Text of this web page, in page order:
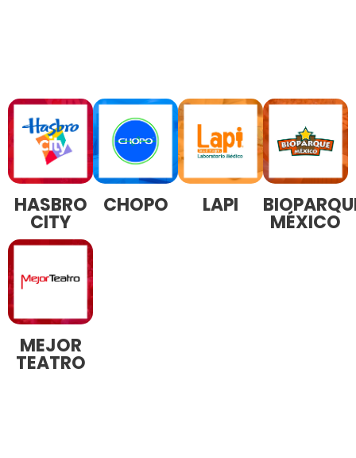
HASBRO
CITY
CHOPO LAPI
MÉXICO
MEJOR
TEATRO